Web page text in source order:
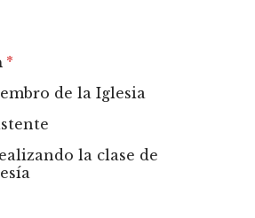
*
de la Iglesia
la clase de